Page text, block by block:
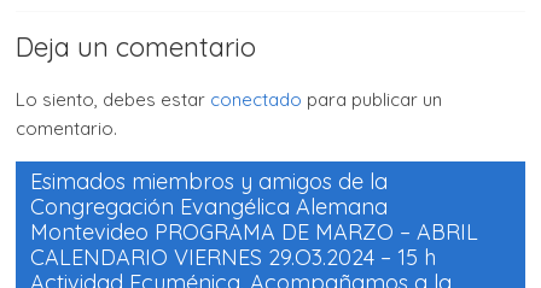
m
p
t
r
n
F
a
c
e
b
o
o
k
m
p
t
r
n
W
h
a
s
A
p
p
Deja un comentario
Lo siento, debes estar conectado para publicar un
comentario.
Esimados miembros y amigos de la
Congregación Evangélica Alemana
Montevideo PROGRAMA DE MARZO – ABRIL
CALENDARIO VIERNES 29.O3.2024 – 15 h